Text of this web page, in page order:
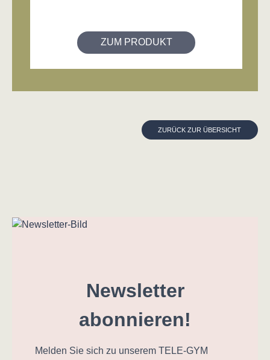
ZUM PRODUKT
ZURÜCK ZUR ÜBERSICHT
Newsletter
abonnieren!
Melden Sie sich zu unserem TELE-GYM